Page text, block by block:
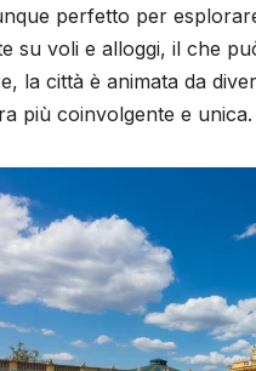
perfetto per
su voli e alloggi, il che
la città è animata da
più coinvolgente e unica.